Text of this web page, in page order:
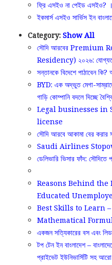
ফ্রি এসইও না পেইড এসইও? ।
ইকমার্স এসইও সার্ভিস ইন
Category: Show All
সৌদি আরবের Premium
Residency) ২০২৬:
সন্তানকে বিদেশে পাঠাবেন
BYD: এক অদ্ভুত মেগা-
গাড়ি কোম্পানি বদলে দিচ্ছে
Legal businesses in
license
সৌদি আরবে আকামা বের করার
Saudi Airlines
ডেলিভারি ভিসার ফাঁদ: সৌদিতে
Reasons Behind
Educated
Best Skills to Learn –
Mathematical
একজন সত্যিকারের বস এবং
টপ টেন ইন বাংলাদেশ –
প্রাইভেট ইউনিভার্সিটি সহ